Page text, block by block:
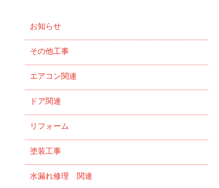
お知らせ
その他工事
エアコン関連
ドア関連
リフォーム
塗装工事
水漏れ修理 関連